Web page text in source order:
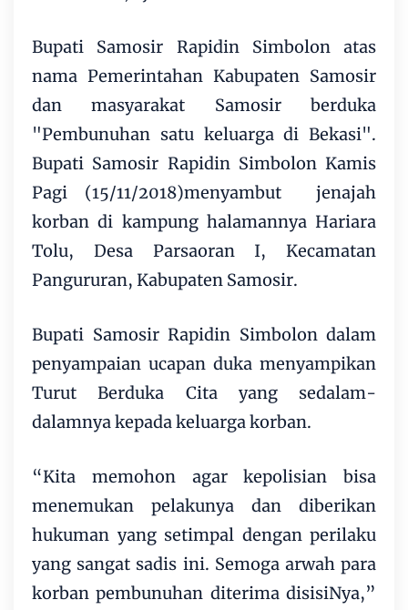
Bupati Samosir Rapidin Simbolon atas
nama Pemerintahan Kabupaten Samosir
dan masyarakat Samosir berduka
"Pembunuhan satu keluarga di Bekasi".
Bupati Samosir Rapidin Simbolon Kamis
Pagi (15/11/2018)menyambut jenajah
korban di kampung halamannya Hariara
Tolu, Desa Parsaoran I, Kecamatan
Pangururan, Kabupaten Samosir.
Bupati Samosir Rapidin Simbolon dalam
penyampaian ucapan duka menyampikan
Turut Berduka Cita yang sedalam-
dalamnya kepada keluarga korban.
“Kita memohon agar kepolisian bisa
menemukan pelakunya dan diberikan
hukuman yang setimpal dengan perilaku
yang sangat sadis ini. Semoga arwah para
korban pembunuhan diterima disisiNya,”